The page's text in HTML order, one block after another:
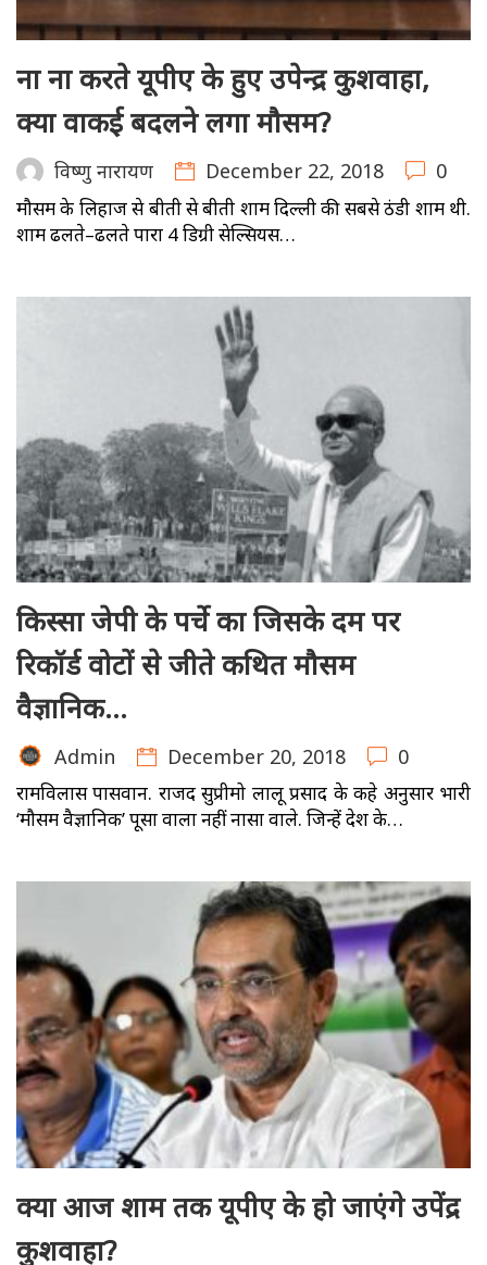
ना ना करते यूपीए के हुए उपेन्द्र कुशवाहा,
क्या वाकई बदलने लगा मौसम?
विष्णु नारायण December 22, 2018 0
मौसम के लिहाज से बीती से बीती शाम दिल्ली की सबसे ठंडी शाम थी.
शाम ढलते–ढलते पारा 4 डिग्री सेल्सियस…
किस्सा जेपी के पर्चे का जिसके दम पर
रिकॉर्ड वोटों से जीते कथित मौसम
वैज्ञानिक…
Admin December 20, 2018 0
रामविलास पासवान. राजद सुप्रीमो लालू प्रसाद के कहे अनुसार भारी
‘मौसम वैज्ञानिक’ पूसा वाला नहीं नासा वाले. जिन्हें देश के…
क्या आज शाम तक यूपीए के हो जाएंगे उपेंद्र
कुशवाहा?